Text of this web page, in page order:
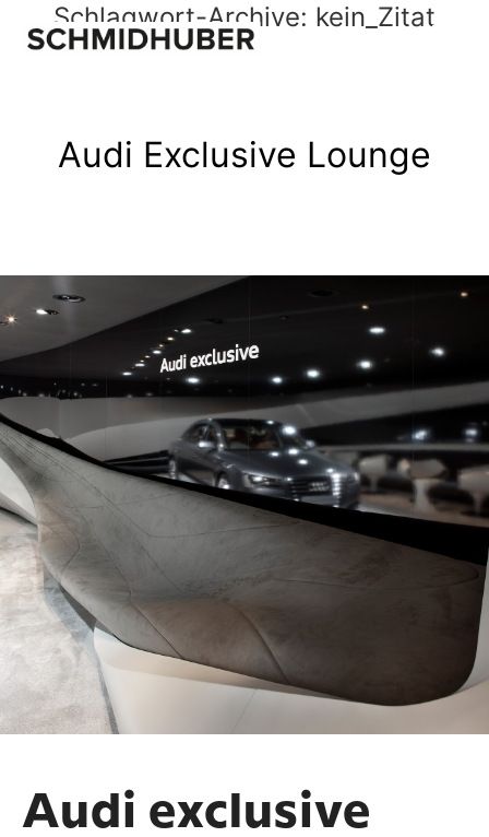
Schlagwort-Archive: kein_Zitat
Audi Exclusive Lounge
Audi exclusive